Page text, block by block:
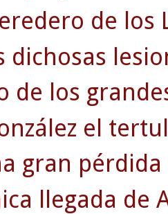
de los
dichosas
de los
el
gran
llegada de